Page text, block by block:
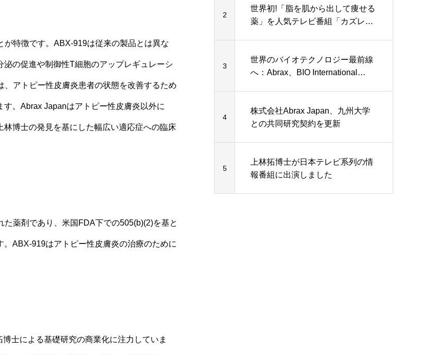
特徴です。ABX-919は従来の製品とは異な
の促進や制御性T細胞のアップレギュレーシ
アトピー性皮膚炎患者の状態を改善するため
。Abrax Japanはアトピー性皮膚炎以外に
博士の発見を基にした幅広い適応症への臨床
薬剤であり、米国FDA下での505(b)(2)を基と
ABX-919はアトピー性皮膚炎の治療のために
士による基礎研究の商業化に注力していま
2
世界初!「脂を肌から出して痩せる
薬」を人気テレビ番組「カズレー
3
世界のバイオテクノロジー最前線
へ：Abrax、BIO International
4
株式会社Abrax Japan、九州大学
との共同研究契約を更新
5
上林拓博士が日本テレビ系列の情
報番組に出演しました